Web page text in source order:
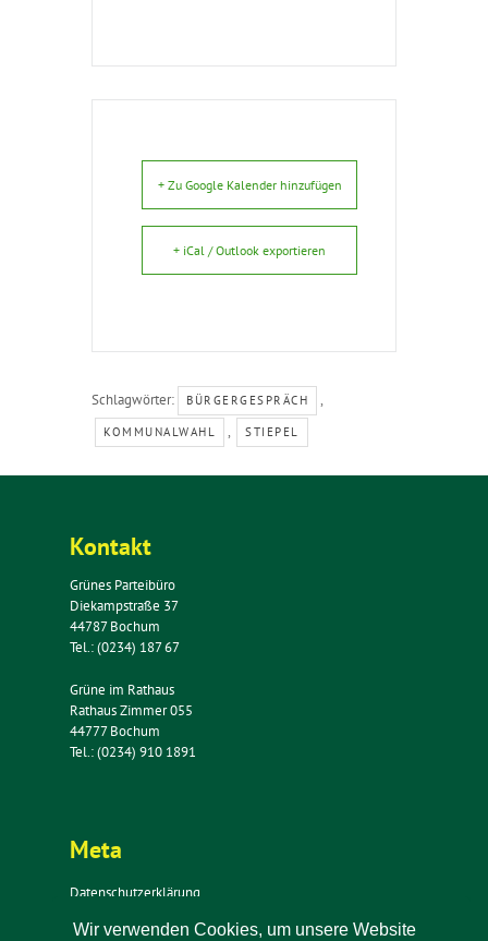
+ Zu Google Kalender hinzufügen
+ iCal / Outlook exportieren
Schlagwörter: BÜRGERGESPRÄCH ,
KOMMUNALWAHL , STIEPEL
Kontakt
Grünes Parteibüro
Diekampstraße 37
44787 Bochum
Tel.: (0234) 187 67
Grüne im Rathaus
Rathaus Zimmer 055
44777 Bochum
Tel.: (0234) 910 1891
Meta
Datenschutzerklärung
Impressum
Wir verwenden Cookies, um unsere Website